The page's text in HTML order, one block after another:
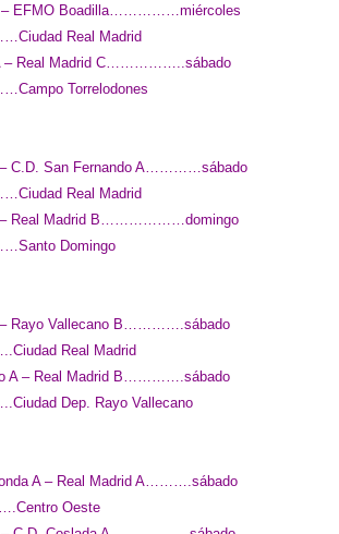
– EFMO Boadilla……………miércoles
Real Madrid
– Real Madrid C……………..sábado
Torrelodones
– C.D. San Fernando A…………sábado
Real Madrid
– Real Madrid B………………domingo
Domingo
– Rayo Vallecano B………….sábado
Real Madrid
A – Real Madrid B………….sábado
Dep. Rayo Vallecano
A – Real Madrid A……….sábado
Oeste